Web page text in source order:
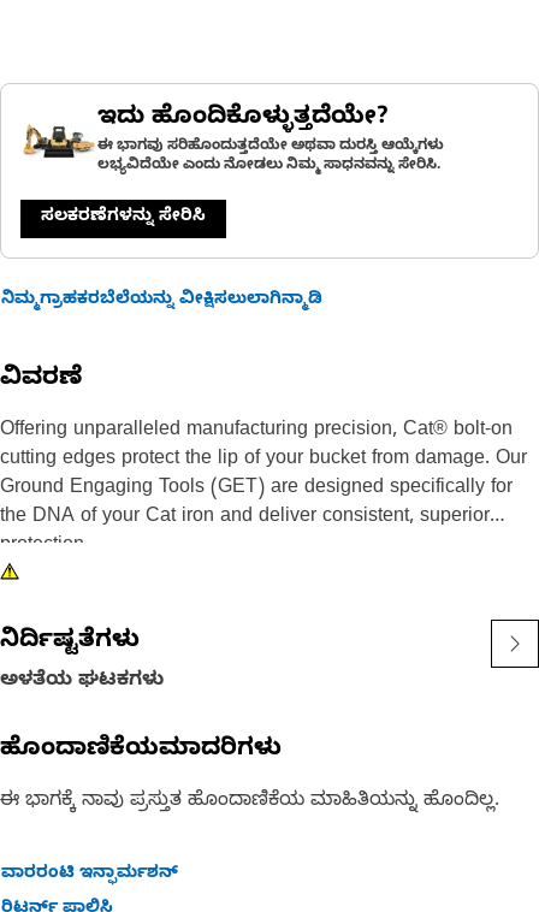
ಇದು ಹೊಂದಿಕೊಳ್ಳುತ್ತದೆಯೇ?
ಈ ಭಾಗವು ಸರಿಹೊಂದುತ್ತದೆಯೇ ಅಥವಾ ದುರಸ್ತಿ ಆಯ್ಕೆಗಳು
ಲಭ್ಯವಿದೆಯೇ ಎಂದು ನೋಡಲು ನಿಮ್ಮ ಸಾಧನವನ್ನು ಸೇರಿಸಿ.
ಸಲಕರಣೆಗಳನ್ನು ಸೇರಿಸಿ
ನಿಮ್ಮಗ್ರಾಹಕರಬೆಲೆಯನ್ನು ವೀಕ್ಷಿಸಲುಲಾಗಿನ್ಮಾಡಿ
ವಿವರಣೆ
Offering unparalleled manufacturing precision, Cat® bolt-on
cutting edges protect the lip of your bucket from damage. Our
Ground Engaging Tools (GET) are designed specifically for
the DNA of your Cat iron and deliver consistent, superior
protection.
allow them to perform across a variety of applications boosting
your machines versatility. They are designed to reduce the
time required to replace your cutting edges, increase bucket
hardness for long wear life, our durable cutting edges make it
demand. Protect your investment by always choosing genuine
Cat Ground Engaging Tools.
ನಿರ್ದಿಷ್ಟತೆಗಳು
ಅಳತೆಯ ಘಟಕಗಳು
ಹೊಂದಾಣಿಕೆಯಮಾದರಿಗಳು
ಈ ಭಾಗಕ್ಕೆ ನಾವು ಪ್ರಸ್ತುತ ಹೊಂದಾಣಿಕೆಯ ಮಾಹಿತಿಯನ್ನು ಹೊಂದಿಲ್ಲ.
ವಾರರಂಟಿ ಇನ್ಫಾರ್ಮಶನ್